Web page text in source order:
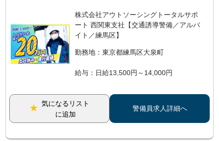
株式会社アウトソーシングトータルサポ
ート 西関東支社【交通誘導警備／アルバ
イト／練馬区】
勤務地：東京都練馬区大泉町
給与：日給13,500円～14,000円
気になるリスト
に追加
警備員求人詳細へ